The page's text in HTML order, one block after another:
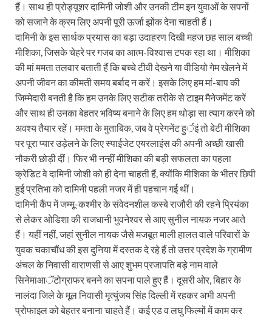
हैं। साथ ही प्रोड्यूशर दामिनी जोशी और उनकी टीम इन युवाओं के सपनों
को सजाने के क्रम लिए अपनी पूरी ऊर्जा झोंक देना चाहती हैं।
दामिनी के इस सार्थक प्रयास का बड़ा उदाहरण दिखी महज छह साल बच्ची
मीशिका, जिसके चेहरे पर गजब का आत्म-विश्वास टपक रहा था। मीशिका
की मां ममता तलवार बताती हैं कि बच्चे टीवी देखने या वीडियो गेम खेलने में
अपनी जीवन का कीमती समय बर्बाद न करें। इसके लिए हम मां-बाप की
जिम्मेदारी बनती है कि हम उनके लिए सटीक तरीके से टाइम मैनेजमेंट करें
और साथ ही उनका बेहतर भविष्य बनाने के लिए हम थोड़ा सा त्याग करने को
अवश्य तैयार रहें। ममता के मुताबिक, जब वे प्रेगनेंट हुर्इं तो बेटी मीशिका
पर पूरा प्यार उड़ेलने के लिए स्पाईजेट एयरलाइंस की अपनी अच्छी खासी
नौकरी छोड़ी दीं। फिर भी नन्हीं मीशिका की बड़ी सफलता का पहला
क्रेडिट वे दामिनी जोशी को ही देना चाहती हैं, क्योंकि मीशिका के भीतर छिपी
हुई प्रतिभा को दामिनी पहली नजर में ही पहचान गई थीं।
दामिनी कैंप में जम्मू-कश्मीर के संवेदनशील कस्बे राजौरी की रहने प्रियंका
से लेकर ओडिशा की राजधानी भुवनेश्वर से आए सुनील नायक नजर आते
हैं। यहीं नहीं, जहां सुनील नायक जैसे मजबूत माली हालत वाले परिवारों के
युवक चकाचौंध की इस दुनिया में दस्तक दे रहे हैं तो उत्तर प्रदेश के ग्रामीण
अंचल के निवासी वाराणसी से आए शुभम प्रजापति बड़े नाम वाले
सिनेमाआॅटोग्राफर बनने का सपना पाले हुए हैं। दूसरी ओर, बिहार के
नालंदा जिले के मूल निवासी मृत्युंजय सिंह दिल्ली में रहकर अभी अपनी
प्रोफाइल को बेहतर बनाना चाहते हैं। कई एड व लघु फिल्मों में काम कर